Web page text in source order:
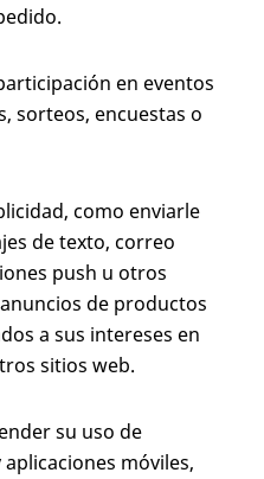
en eventos
sorteos, encuestas o
como enviarle
de texto, correo
push u otros
de productos
a sus intereses en
sitios web.
su uso de
móviles,